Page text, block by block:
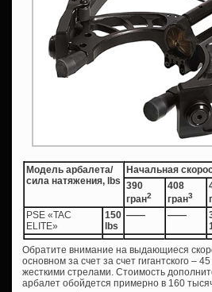
Модель арбалета/
сила натяжения, lbs
Начальная
390
гран2
408
гран3
PSE «TAC
ELITE»
150
lbs
—— ——
Обратите внимание на выдающиеся
основном за счет за счет гигантского –
жесткими стрелами. Стоимость
арбалет обойдется примерно в 160